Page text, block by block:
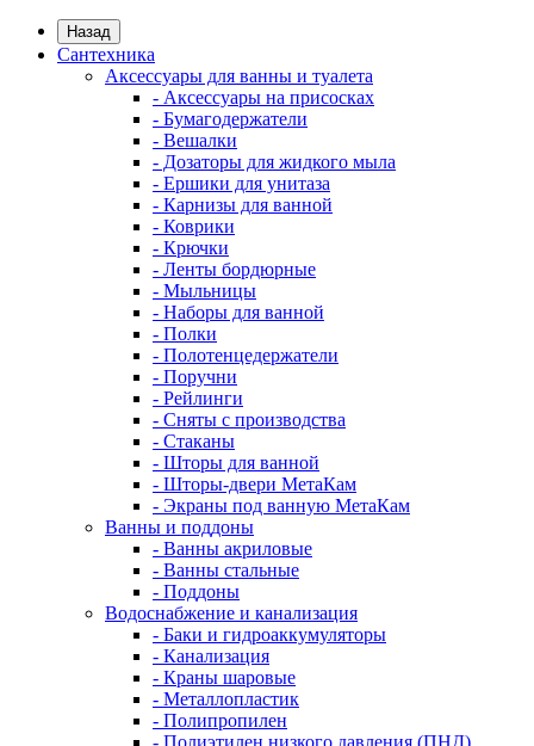
Назад
Сантехника
Аксессуары для ванны и туалета
- Аксессуары на присосках
- Бумагодержатели
- Вешалки
- Дозаторы для жидкого мыла
- Ершики для унитаза
- Карнизы для ванной
- Коврики
- Крючки
- Ленты бордюрные
- Мыльницы
- Наборы для ванной
- Полки
- Полотенцедержатели
- Поручни
- Рейлинги
- Сняты с производства
- Стаканы
- Шторы для ванной
- Шторы-двери МетаКам
- Экраны под ванную МетаКам
Ванны и поддоны
- Ванны акриловые
- Ванны стальные
- Поддоны
Водоснабжение и канализация
- Баки и гидроаккумуляторы
- Канализация
- Краны шаровые
- Металлопластик
- Полипропилен
- Полиэтилен низкого давления (ПНД)